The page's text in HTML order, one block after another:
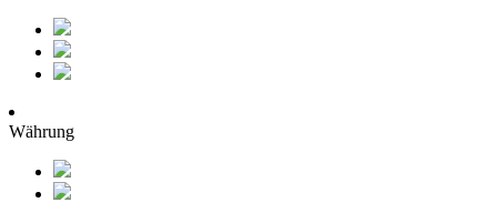
Währung